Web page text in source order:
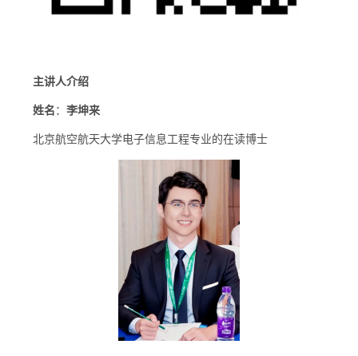
主讲人介绍
姓名 ：李坤来
北京航空航天大学电子信息工程专业的在读博士